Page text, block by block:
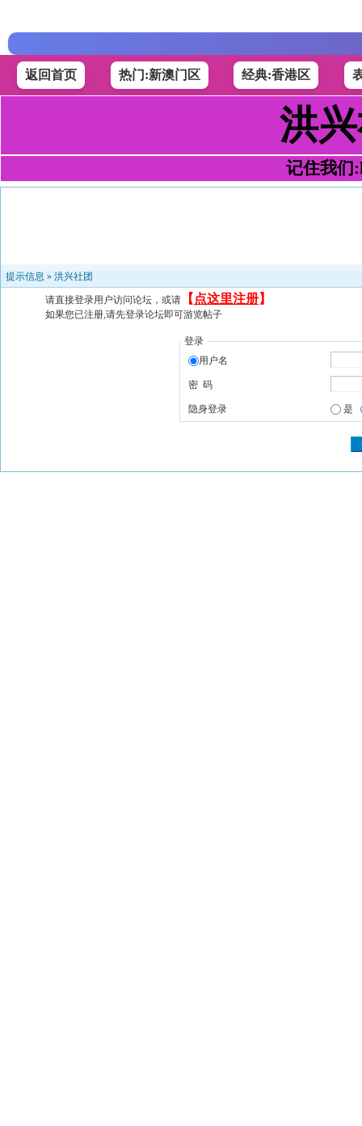
返回首页 热门:新澳门区 经典:香港区
洪
记住我们
提示信息 » 洪兴社团
请直接登录用户访问论坛，或请 【 点这里注册】
如果您已注册,请先登录论坛即可游览帖子
登录
用户名
密 码
隐身登录 是